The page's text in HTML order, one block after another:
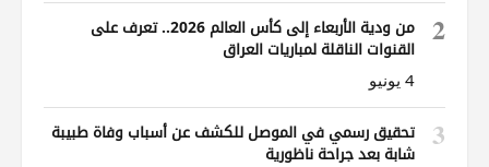
2
من ودية الأربعاء إلى كأس العالم 2026.. تعرف على
القنوات الناقلة لمباريات العراق
4 يونيو
3
تحقيق رسمي في الموصل للكشف عن أسباب وفاة طبيبة
شابة بعد جراحة ناظورية